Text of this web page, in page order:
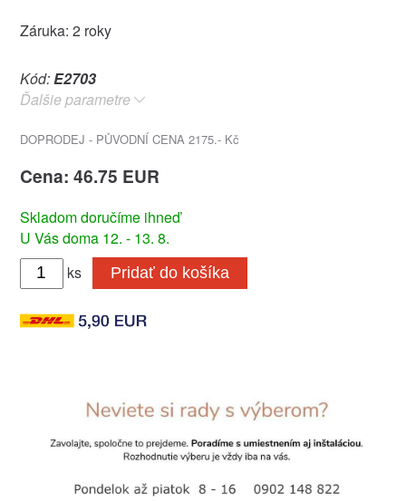
Záruka: 2 roky
Kód:E2703
Ďalšie parametre
DOPRODEJ - PŮVODNÍ CENA 2175.- Kč
Cena: 46.75 EUR
Skladom doručíme ihneď
U Vás doma 12. - 13. 8.
ks
Pridať do košíka